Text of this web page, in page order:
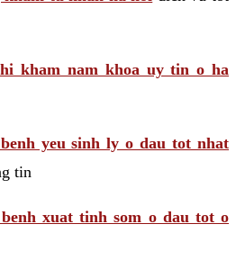
kham nam khoa uy tin o ha
yeu sinh ly o dau tot nhat
tin
xuat tinh som o dau tot o